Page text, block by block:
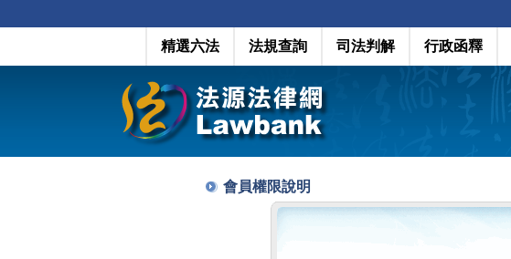
精選六法 法規查詢 司法判解 行政函釋
會員權限說明